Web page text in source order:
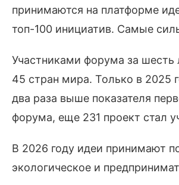
принимаются на платформе
топ-100 инициатив. Самые
Участниками форума за шесть
45 стран мира. Только в 2025
два раза выше показателя
форума, еще 231 проект стал
В 2026 году идеи принимают
экологическое и